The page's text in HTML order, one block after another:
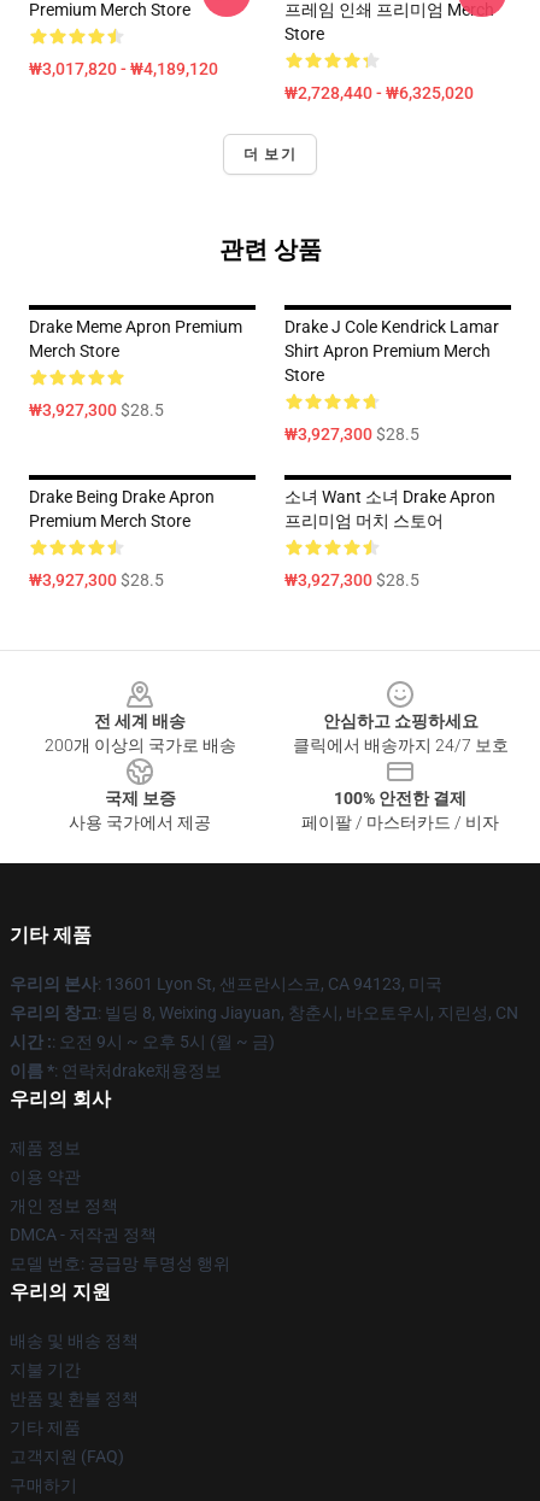
Premium Merch Store
₩3,017,820 - ₩4,189,120
프레임 인쇄 프리미엄 Merch
Store
₩2,728,440 - ₩6,325,020
더 보기
관련 상품
Drake Meme Apron Premium
Merch Store
₩3,927,300$28.5
Drake J Cole Kendrick Lamar
Shirt Apron Premium Merch
Store
₩3,927,300$28.5
Drake Being Drake Apron
Premium Merch Store
₩3,927,300$28.5
소녀 Want 소녀 Drake Apron
프리미엄 머치 스토어
₩3,927,300$28.5
전 세계 배송
200개 이상의 국가로 배송
안심하고 쇼핑하세요
클릭에서 배송까지 24/7 보호
국제 보증
사용 국가에서 제공
100% 안전한 결제
페이팔 / 마스터카드 / 비자
기타 제품
우리의 본사: 13601 Lyon St, 샌프란시스코, CA 94123, 미국
우리의 창고: 빌딩 8, Weixing Jiayuan, 창춘시, 바오토우시, 지린성, CN
시간 :: 오전 9시 ~ 오후 5시 (월 ~ 금)
이름 *: 연락처drake채용정보
우리의 회사
제품 정보
이용 약관
개인 정보 정책
DMCA - 저작권 정책
모델 번호: 공급망 투명성 행위
우리의 지원
배송 및 배송 정책
지불 기간
반품 및 환불 정책
기타 제품
고객지원 (FAQ)
구매하기